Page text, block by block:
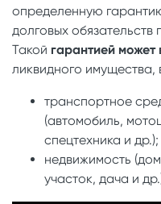
определенную
долговых обязательств
Такой гарантией может
ликвидного
транспортное
(автомобиль,
спецтехника и др.);
недвижимость
участок, дача и